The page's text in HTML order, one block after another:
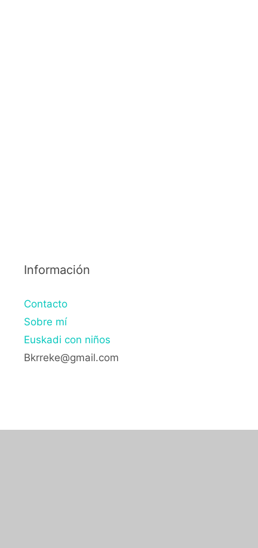
Información
Contacto
Sobre mí
Euskadi con niños
Bkrreke@gmail.com